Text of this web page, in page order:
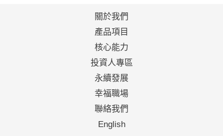
關於我們
產品項目
核心能力
投資人專區
永續發展
幸福職場
聯絡我們
English